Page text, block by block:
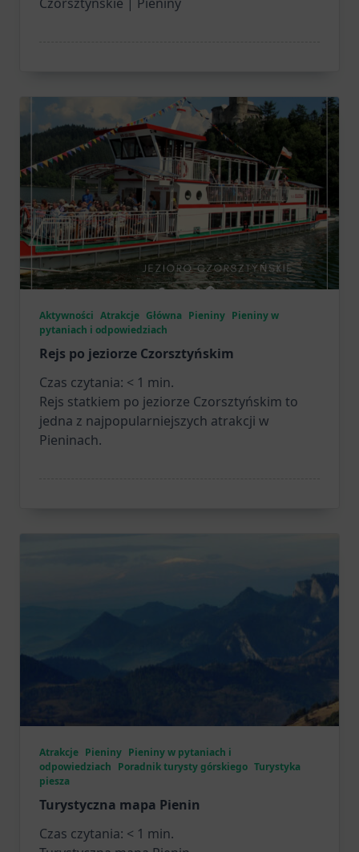
Aktywności Atrakcje Główna Pieniny Pieniny w
pytaniach i odpowiedziach
Rejs po jeziorze Czorsztyńskim
Czas czytania: < 1 min.
Rejs statkiem po jeziorze Czorsztyńskim to
jedna z najpopularniejszych atrakcji w
Pieninach.
Atrakcje Pieniny Pieniny w pytaniach i
odpowiedziach Poradnik turysty górskiego Turystyka
piesza
Turystyczna mapa Pienin
Czas czytania: < 1 min.